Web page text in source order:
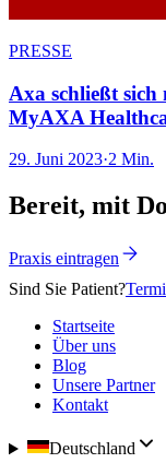
PRESSE
Axa schließt sich
MyAXA
29. Juni 2023·2 Min.
Bereit, mit
Praxis eintragen
Sind Sie Patient?
Startseite
Über uns
Blog
Unsere Partner
Kontakt
Deutschland